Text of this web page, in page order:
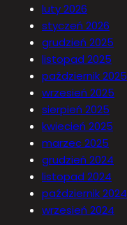
luty 2026
styczeń 2026
grudzień 2025
listopad 2025
październik 2025
wrzesień 2025
sierpień 2025
kwiecień 2025
marzec 2025
grudzień 2024
listopad 2024
październik 2024
wrzesień 2024